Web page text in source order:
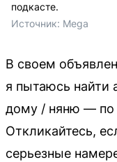
подкасте.
Источник: Mega
В своем
я пытаюсь найти
дому / няню — по
Откликайтесь,
серьезные